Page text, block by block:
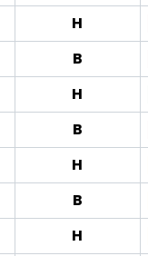
H
B
H
B
H
B
H